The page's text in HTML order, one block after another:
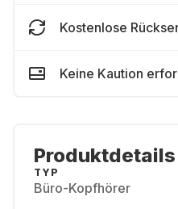
Kostenlose
Keine Kaution
Produktdetails
TYP
Büro-Kopfhörer